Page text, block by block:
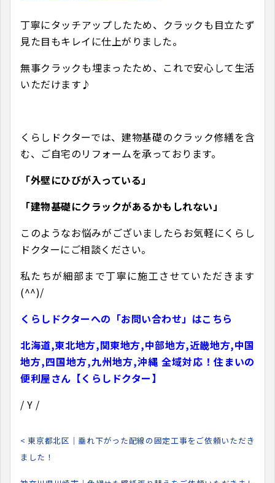
丁寧にタッチアップしたため、クラックも目立たず
見た目もキレイに仕上がりました。
無事クラックも埋まったため、これで安心して生活
いただけます♪
くらしドクターでは、建物基礎のクラック修繕を含
む、ご自宅のリフォームを承っております。
「外壁にひびが入っている」
「建物基礎にクラックがあるかもしれない」
このようなお悩みがございましたらお気軽にくらし
ドクターにご相談ください。
私たちが細部まで丁寧に施工させていただきます
(^^)/
くらしドクターへの「お問い合わせ」はこちら
北海道,東北地方,関東地方,中部地方,近畿地方,中国
地方,四国地方,九州地方,沖縄 全域対応！住まいの
便利屋さん【くらしドクター】
/ Y /
< 東京都北区｜垂れ下がった配線の固定工事をご依頼いただき
ました！